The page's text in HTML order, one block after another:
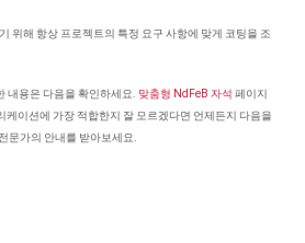
위해 항상 프로젝트의 특정 요구 사항에 맞게 코팅을 조
내용은 다음을 확인하세요. 맞춤형 NdFeB 자석 페이지
케이션에 가장 적합한지 잘 모르겠다면 언제든지 다음을
문가의 안내를 받아보세요.